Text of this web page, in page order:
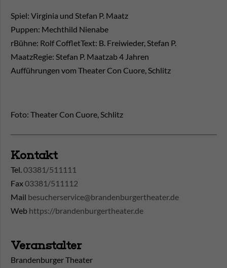
Spiel: Virginia und Stefan P. Maatz
Puppen: Mechthild Nienabe
rBühne: Rolf CoffletText: B. Freiwieder, Stefan P.
MaatzRegie: Stefan P. Maatzab 4 Jahren
Aufführungen vom Theater Con Cuore, Schlitz
Foto: Theater Con Cuore, Schlitz
Kontakt
Tel.03381/511111
Fax03381/511112
Mail besucherservice@brandenburgertheater.de
Web https://brandenburgertheater.de
Veranstalter
Brandenburger Theater